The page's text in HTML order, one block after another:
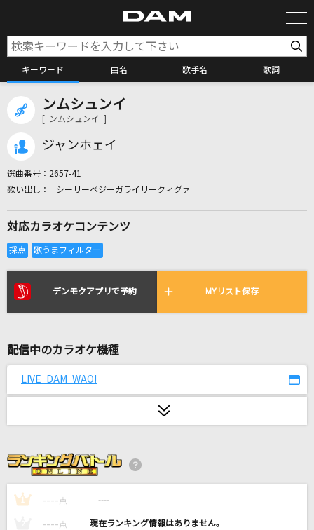
キーワード 曲名 歌手名 歌詞
リアルタイムで歌われている曲の一覧
secret base～君がくれたもの～
阿修羅ちゃん
Climax Jump
AAA DEN-O form
ンムシュンイ
[ ンムシュンイ ]
ジャンホェイ
選曲番号： 2657-41
シーリーベジーガライリークィグァ
対応カラオケコンテンツ
デンモクアプリで予約 MYリスト保存
配信中のカラオケ機種
LIVE DAM WAO!
1 ---- 点 ----
---- 点 ----